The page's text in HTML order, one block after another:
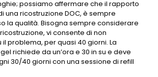
possiamo affermare che il rapporto
una ricostruzione DOC, è sempre
la qualità. Bisogna sempre considerare
vi consente di non
problema, per quasi 40 giorni. La
richiede da un’ora e 30 in su e deve
30/40 giorni con una sessione di refill